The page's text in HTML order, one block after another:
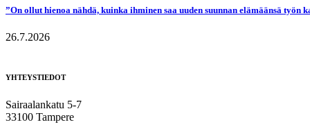
”On ollut hienoa nähdä, kuinka ihminen saa uuden suunnan elämäänsä työn
26.7.2026
YHTEYSTIEDOT
Sairaalankatu 5-7
33100 Tampere